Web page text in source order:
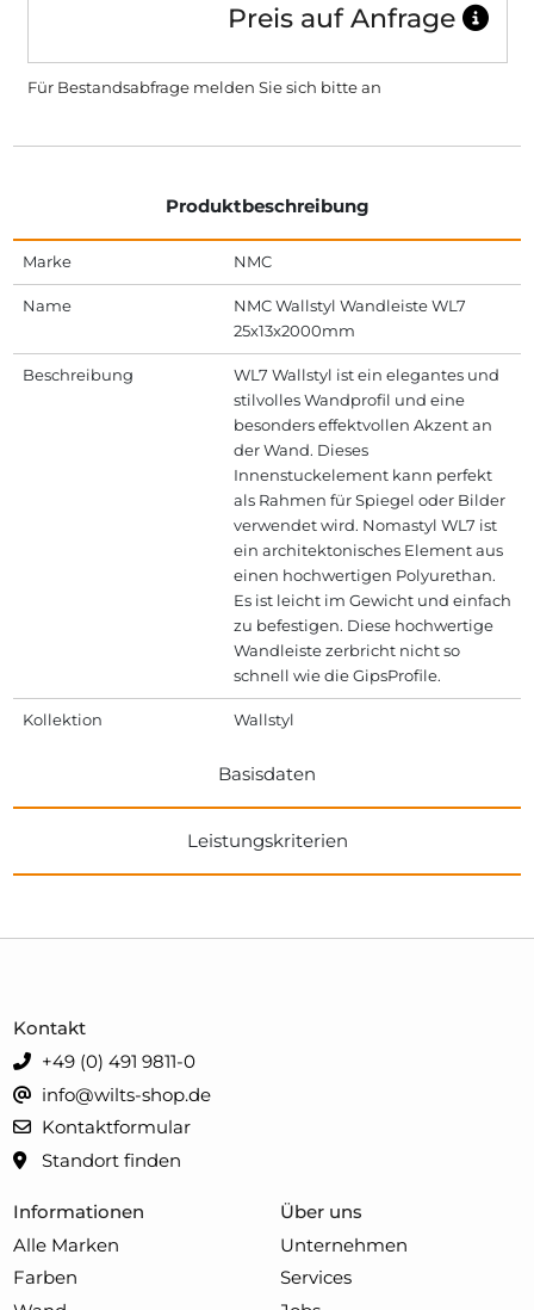
Preis auf Anfrage
Für Bestandsabfrage melden Sie sich bittean
Produktbeschreibung
Marke NMC
Name
NMC Wallstyl Wandleiste WL7
25x13x2000mm
Beschreibung
WL7 Wallstyl ist ein elegantes und
stilvolles Wandprofil und eine
besonders effektvollen Akzent an
der Wand. Dieses
Innenstuckelement kann perfekt
als Rahmen für Spiegel oder Bilder
verwendet wird. Nomastyl WL7 ist
ein architektonisches Element aus
einen hochwertigen Polyurethan.
Es ist leicht im Gewicht und einfach
zu befestigen. Diese hochwertige
Wandleiste zerbricht nicht so
schnell wie die GipsProfile.
Kollektion Wallstyl
Basisdaten
Leistungskriterien
Informationen
Alle Marken
Farben
Über uns
Unternehmen
Services
Kontakt
+49 (0) 491 9811-0
info@wilts-shop.de
Kontaktformular
Standort finden